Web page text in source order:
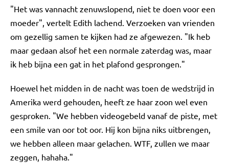
"Het was vannacht zenuwslopend, niet te doen voor een
moeder", vertelt Edith lachend. Verzoeken van vrienden
om gezellig samen te kijken had ze afgewezen. "Ik heb
maar gedaan alsof het een normale zaterdag was, maar
ik heb bijna een gat in het plafond gesprongen."
Hoewel het midden in de nacht was toen de wedstrijd in
Amerika werd gehouden, heeft ze haar zoon wel even
gesproken. "We hebben videogebeld vanaf de piste, met
een smile van oor tot oor. Hij kon bijna niks uitbrengen,
we hebben alleen maar gelachen. WTF, zullen we maar
zeggen, hahaha."